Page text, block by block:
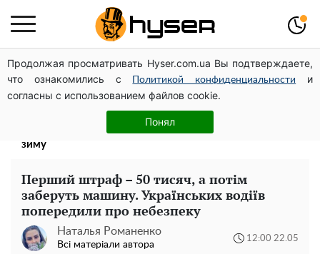
Продолжая просматривать Hyser.com.ua Вы подтверждаете,
что ознакомились с
Политикой конфиденциальности
и
согласны с использованием файлов cookie.
Понял
Дрони із націнкою: Олександр Конотопський вивів
мільйони оборонного бюджету через фіктивну фірму в
Естонії
Таку смакоту ви відкриватимете банку за банкою:
рецепт помідорів дольками з цибулею та олією на
зиму
Перший штраф – 50 тисяч, а потім
заберуть машину. Українських водіїв
попередили про небезпеку
Наталья Романенко
Всі матеріали автора
12:00 22.05